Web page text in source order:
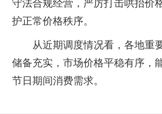
守法合规经营，严厉打击哄抬价
护正常价格秩序。
从近期调度情况看，各地重
储备充实，市场价格平稳有序，
节日期间消费需求。